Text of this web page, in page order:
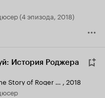
(4 эпизода, 2018)
История Роджера
Divide and Conquer: The Story of Roger Ailes , 2018